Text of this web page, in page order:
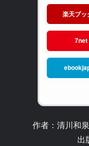
楽天ブッ
7net
作者：清川和
出